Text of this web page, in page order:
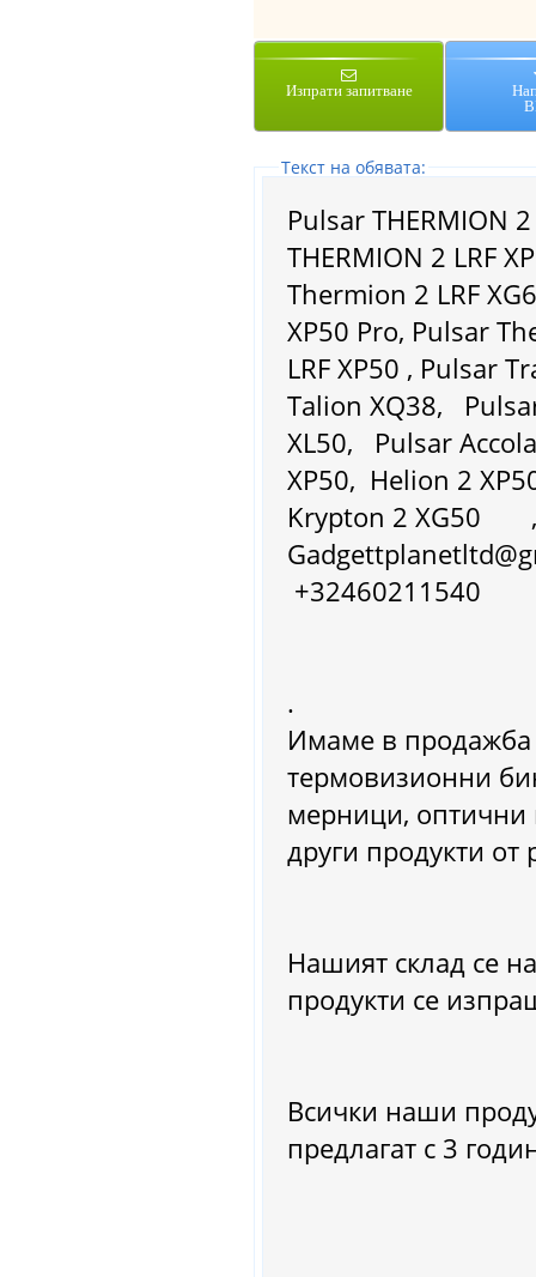
Изпрати запитване
Tекст на обявата:
Pulsar THERMION
THERMION 2 LRF
Thermion 2 LRF
XP50 Pro, Pulsar
LRF XP50 , Pulsar
Talion XQ38,
XL50, Pulsar
XP50, Helion 2
Krypton 2 XG50 ,
+32460211540
.
Имаме в
термовизионни
мерници,
други продукти
Нашият склад се
продукти се
Всички наши
предлагат с 3